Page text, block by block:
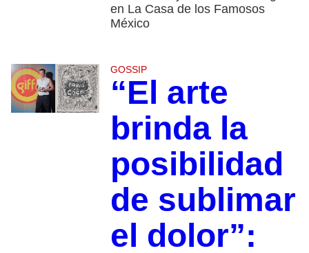
en La Casa de los Famosos
México
GOSSIP
“El arte
brinda la
posibilidad
de sublimar
el dolor”: